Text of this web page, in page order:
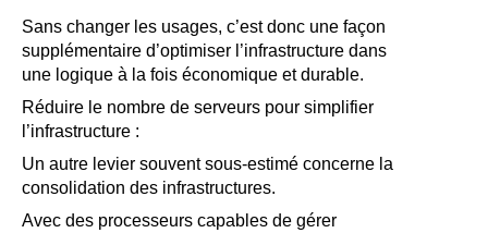
Sans changer les usages, c’est donc une façon
supplémentaire d’optimiser l’infrastructure dans
une logique à la fois économique et durable.
Réduire le nombre de serveurs pour simplifier
l’infrastructure :
Un autre levier souvent sous-estimé concerne la
consolidation des infrastructures.
Avec des processeurs capables de gérer